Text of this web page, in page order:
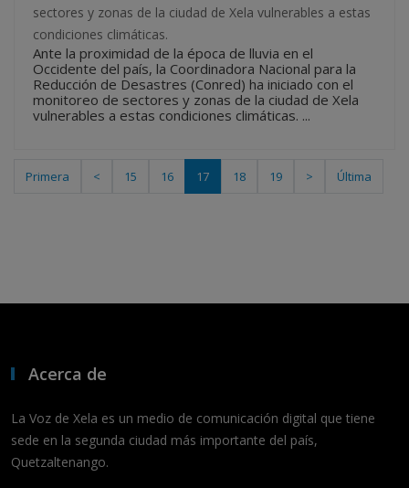
sectores y zonas de la ciudad de Xela vulnerables a estas
condiciones climáticas.
Ante la proximidad de la época de lluvia en el
Occidente del país, la Coordinadora Nacional para la
Reducción de Desastres (Conred) ha iniciado con el
monitoreo de sectores y zonas de la ciudad de Xela
vulnerables a estas condiciones climáticas. ...
Primera < 15 16 17 18 19 > Última
Acerca de
La Voz de Xela es un medio de comunicación digital que tiene
sede en la segunda ciudad más importante del país,
Quetzaltenango.